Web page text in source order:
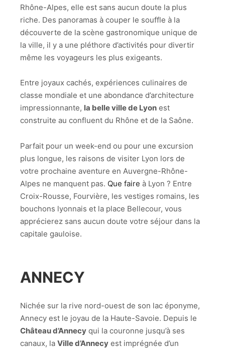
Rhône-Alpes, elle est sans aucun doute la plus
riche. Des panoramas à couper le souffle à la
découverte de la scène gastronomique unique de
la ville, il y a une pléthore d’activités pour divertir
même les voyageurs les plus exigeants.
Entre joyaux cachés, expériences culinaires de
classe mondiale et une abondance d’architecture
impressionnante, la belle ville de Lyon est
construite au confluent du Rhône et de la Saône.
Parfait pour un week-end ou pour une excursion
plus longue, les raisons de visiter Lyon lors de
votre prochaine aventure en Auvergne-Rhône-
Alpes ne manquent pas. Que faire à Lyon ? Entre
Croix-Rousse, Fourvière, les vestiges romains, les
bouchons lyonnais et la place Bellecour, vous
apprécierez sans aucun doute votre séjour dans la
capitale gauloise.
ANNECY
Nichée sur la rive nord-ouest de son lac éponyme,
Annecy est le joyau de la Haute-Savoie. Depuis le
Château d’Annecy qui la couronne jusqu’à ses
canaux, la Ville d’Annecy est imprégnée d’un